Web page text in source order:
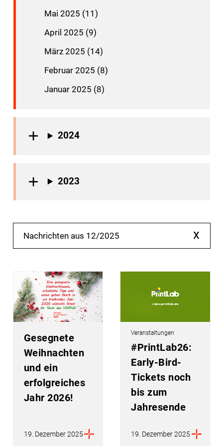
Mai 2025 (11)
April 2025 (9)
März 2025 (14)
Februar 2025 (8)
Januar 2025 (8)
2024
2023
Nachrichten aus 12/2025 x
Gesegnete
Weihnachten
und ein
erfolgreiches
Jahr 2026!
19. Dezember 2025
Veranstaltungen
#PrintLab26:
Early-Bird-
Tickets noch
bis zum
Jahresende
19. Dezember 2025